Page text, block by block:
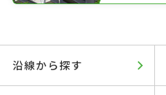
沿線から探す